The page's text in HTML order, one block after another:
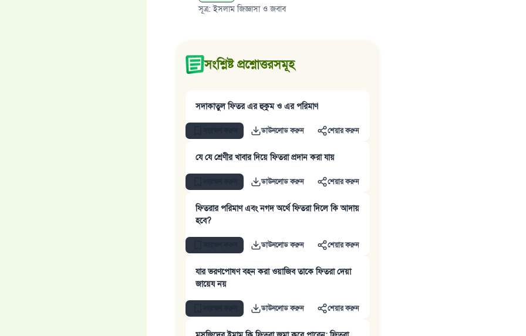
সূত্র:ইসলাম জিজ্ঞাসা ও জবাব
সংশ্লিষ্ট প্রশ্নোত্তরসমূহ
সদাকাতুল ফিতর এর হুকুম ও এর পরিমাণ
ডাউনলোড করুন শেয়ার করুন
যে যে শ্রেণীর খাবার দিয়ে ফিতরা প্রদান করা যায়
ডাউনলোড করুন শেয়ার করুন
ফিতরার পরিমাণ এবং নগদ অর্থে ফিতরা দিলে কি আদায়
হবে?
ডাউনলোড করুন শেয়ার করুন
যার ভরণপোষণ বহন করা ওয়াজিব তাকে ফিতরা দেয়া
জায়েয নয়
ডাউনলোড করুন শেয়ার করুন